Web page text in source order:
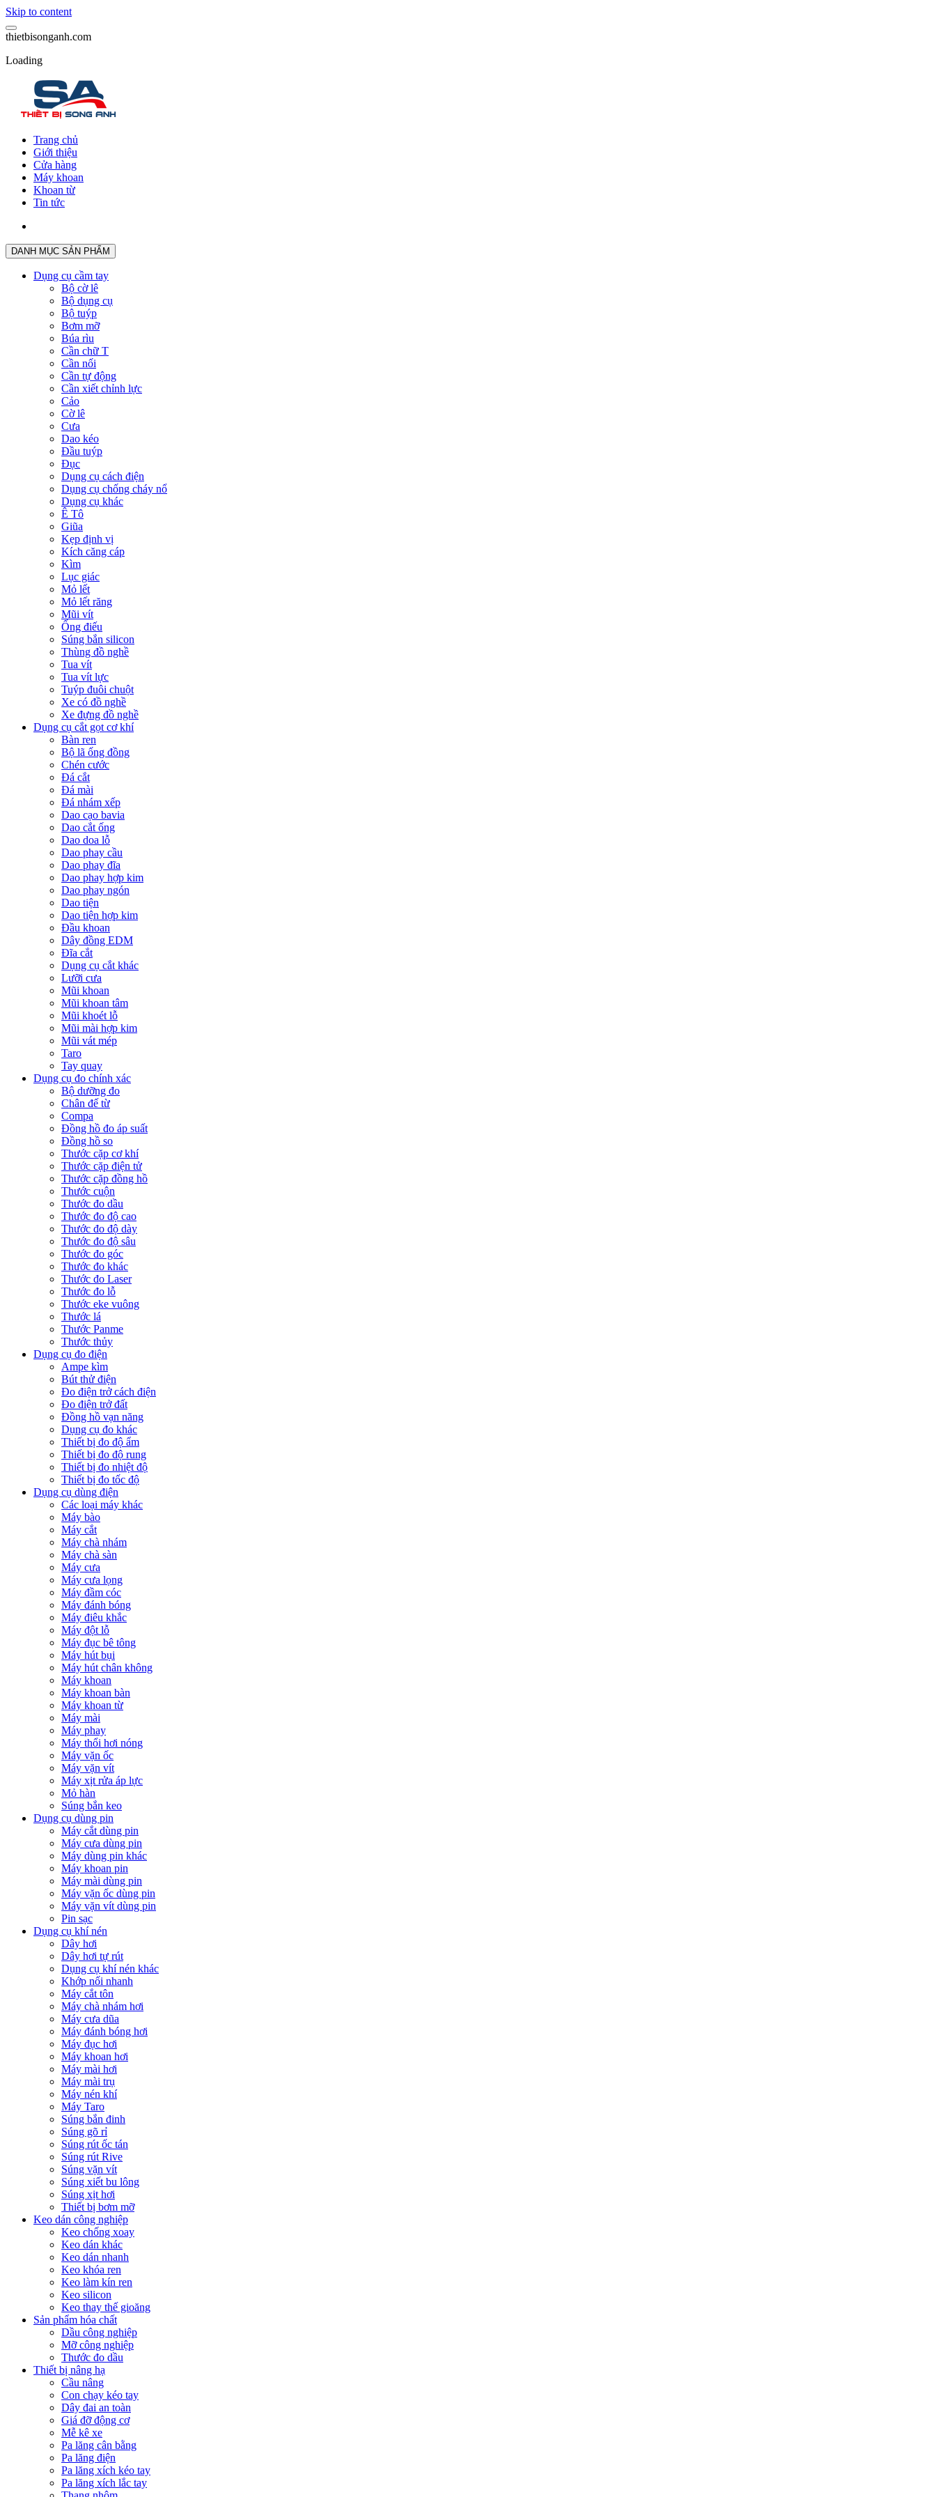
Skip to content
thietbisonganh.com
Loading
Trang chủ
Giới thiệu
Cửa hàng
Máy khoan
Khoan từ
Tin tức
DANH MỤC SẢN PHẨM
Dụng cụ cầm tay
Bộ cờ lê
Bộ dụng cụ
Bộ tuýp
Bơm mỡ
Búa rìu
Cần chữ T
Cần nối
Cần tự động
Cần xiết chỉnh lực
Cảo
Cờ lê
Cưa
Dao kéo
Đầu tuýp
Đục
Dụng cụ cách điện
Dụng cụ chống cháy nổ
Dụng cụ khác
Ê Tô
Giũa
Kẹp định vị
Kích căng cáp
Kìm
Lục giác
Mỏ lết
Mỏ lết răng
Mũi vít
Ống điếu
Súng bắn silicon
Thùng đồ nghề
Tua vít
Tua vít lực
Tuýp đuôi chuột
Xe có đồ nghề
Xe đựng đồ nghề
Dụng cụ cắt gọt cơ khí
Bàn ren
Bộ lã ống đồng
Chén cước
Đá cắt
Đá mài
Đá nhám xếp
Dao cạo bavia
Dao cắt ống
Dao doa lỗ
Dao phay cầu
Dao phay đĩa
Dao phay hợp kim
Dao phay ngón
Dao tiện
Dao tiện hợp kim
Đầu khoan
Dây đồng EDM
Đĩa cắt
Dụng cụ cắt khác
Lưỡi cưa
Mũi khoan
Mũi khoan tâm
Mũi khoét lỗ
Mũi mài hợp kim
Mũi vát mép
Taro
Tay quay
Dụng cụ đo chính xác
Bộ dưỡng đo
Chân đế từ
Compa
Đồng hồ đo áp suất
Đồng hồ so
Thước cặp cơ khí
Thước cặp điện tử
Thước cặp đồng hồ
Thước cuộn
Thước đo dầu
Thước đo độ cao
Thước đo độ dày
Thước đo độ sâu
Thước đo góc
Thước đo khác
Thước đo Laser
Thước đo lỗ
Thước eke vuông
Thước lá
Thước Panme
Thước thủy
Dụng cụ đo điện
Ampe kìm
Bút thử điện
Đo điện trở cách điện
Đo điện trở đất
Đồng hồ vạn năng
Dụng cụ đo khác
Thiết bị đo độ ẩm
Thiết bị đo độ rung
Thiết bị đo nhiệt độ
Thiết bị đo tốc độ
Dụng cụ dùng điện
Các loại máy khác
Máy bào
Máy cắt
Máy chà nhám
Máy chà sàn
Máy cưa
Máy cưa lọng
Máy đầm cóc
Máy đánh bóng
Máy điêu khắc
Máy đột lỗ
Máy đục bê tông
Máy hút bụi
Máy hút chân không
Máy khoan
Máy khoan bàn
Máy khoan từ
Máy mài
Máy phay
Máy thổi hơi nóng
Máy vặn ốc
Máy vặn vít
Máy xịt rửa áp lực
Mỏ hàn
Súng bắn keo
Dụng cụ dùng pin
Máy cắt dùng pin
Máy cưa dùng pin
Máy dùng pin khác
Máy khoan pin
Máy mài dùng pin
Máy vặn ốc dùng pin
Máy vặn vít dùng pin
Pin sạc
Dụng cụ khí nén
Dây hơi
Dây hơi tự rút
Dụng cụ khí nén khác
Khớp nối nhanh
Máy cắt tôn
Máy chà nhám hơi
Máy cưa dũa
Máy đánh bóng hơi
Máy đục hơi
Máy khoan hơi
Máy mài hơi
Máy mài trụ
Máy nén khí
Máy Taro
Súng bắn đinh
Súng gõ rỉ
Súng rút ốc tán
Súng rút Rive
Súng vặn vít
Súng xiết bu lông
Súng xịt hơi
Thiết bị bơm mỡ
Keo dán công nghiệp
Keo chống xoay
Keo dán khác
Keo dán nhanh
Keo khóa ren
Keo làm kín ren
Keo silicon
Keo thay thế gioăng
Sản phẩm hóa chất
Dầu công nghiệp
Mỡ công nghiệp
Thước đo dầu
Thiết bị nâng hạ
Cầu nâng
Con chạy kéo tay
Dây đai an toàn
Giá đỡ động cơ
Mễ kê xe
Pa lăng cân bằng
Pa lăng điện
Pa lăng xích kéo tay
Pa lăng xích lắc tay